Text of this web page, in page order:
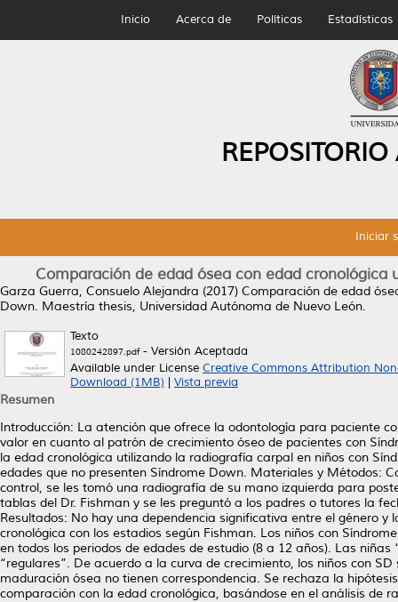
Inicio Acerca de Políticas Estadísticas
Iniciar
Comparación de edad ósea con edad
Garza Guerra, Consuelo Alejandra (2017) Comparación de edad
Down. Maestría thesis, Universidad Autónoma de Nuevo León.
Texto
1080242897.pdf- Versión Aceptada
Available under License Creative Commons Attribution
Download (1MB)
Vista previa
Resumen
Introducción: La atención que ofrece la odontología para paciente
valor en cuanto al patrón de crecimiento óseo de pacientes con
la edad cronológica utilizando la radiografía carpal en niños con
edades que no presenten Síndrome Down. Materiales y Métodos:
control, se les tomó una radiografía de su mano izquierda para
tablas del Dr. Fishman y se les preguntó a los padres o tutores la
Resultados: No hay una dependencia significativa entre el género
cronológica con los estadios según Fishman. Los niños con
en todos los periodos de edades de estudio (8 a 12 años). Las
“regulares”. De acuerdo a la curva de crecimiento, los niños con
maduración ósea no tienen correspondencia. Se rechaza la
comparación con la edad cronológica, basándose en el análisis de